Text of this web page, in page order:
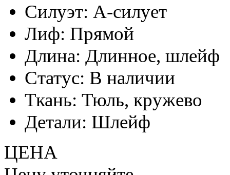
Силуэт: А-силует
Лиф: Прямой
Длина: Длинное, шлейф
Статус: В наличии
Ткань: Тюль, кружево
Детали: Шлейф
ЦЕНА